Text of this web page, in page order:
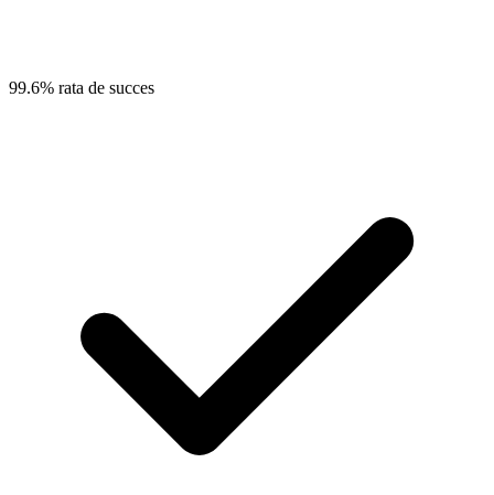
99.6% rata de succes